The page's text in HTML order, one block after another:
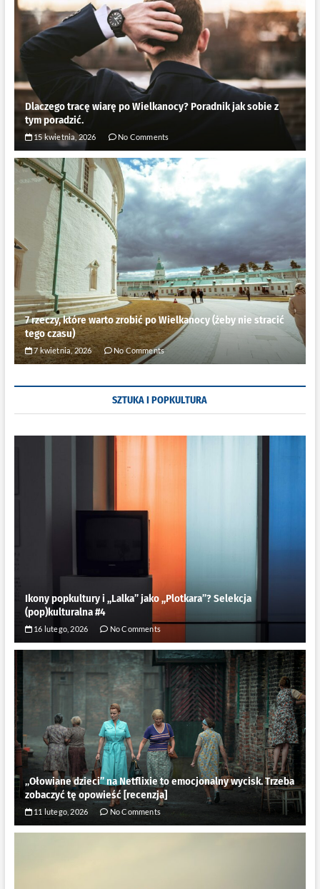
Dlaczego tracę wiarę po Wielkanocy? Poradnik jak sobie z
tym poradzić.
15 kwietnia, 2026 No Comments
7 rzeczy, które warto zrobić po Wielkanocy (żeby nie stracić
tego czasu)
7 kwietnia, 2026 No Comments
SZTUKA I POPKULTURA
Ikony popkultury i ,,Lalka” jako ,,Plotkara”? Selekcja
(pop)kulturalna #4
16 lutego, 2026 No Comments
„Ołowiane dzieci” na Netflixie to emocjonalny wycisk. Trzeba
zobaczyć tę opowieść [recenzja]
11 lutego, 2026 No Comments